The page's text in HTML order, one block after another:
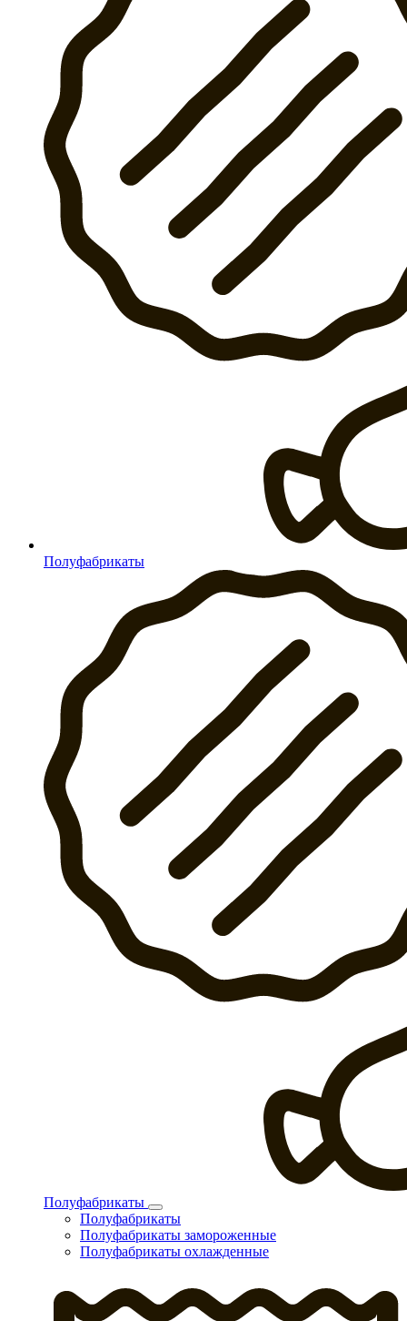
Полуфабрикаты
Полуфабрикаты
Полуфабрикаты
Полуфабрикаты замороженные
Полуфабрикаты охлажденные